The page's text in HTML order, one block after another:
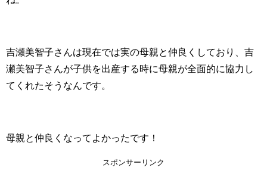
吉瀬美智子さんは現在では実の母親と仲良くしており、吉
瀬美智子さんが子供を出産する時に母親が全面的に協力し
てくれたそうなんです。
母親と仲良くなってよかったです！
スポンサーリンク